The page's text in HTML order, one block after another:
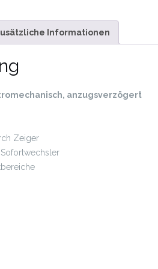
Informationen
anzugsverzögert
Zeiger